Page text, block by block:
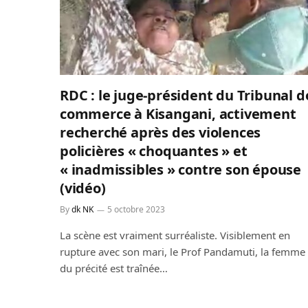
RDC : le juge-président du Tribunal
commerce à Kisangani, activement
recherché après des violences
policières « choquantes » et
« inadmissibles » contre son épouse
(vidéo)
Bydk NK 5 octobre 2023
La scène est vraiment surréaliste. Visiblement en
rupture avec son mari, le Prof Pandamuti, la femme
du précité est traînée…